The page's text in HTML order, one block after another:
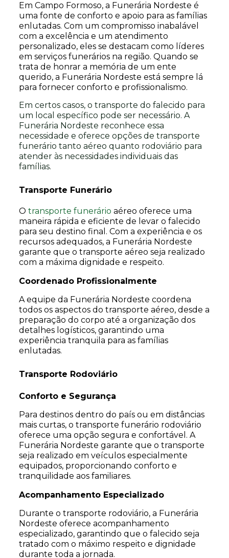
Em Campo Formoso, a Funerária Nordeste é
uma fonte de conforto e apoio para as famílias
enlutadas. Com um compromisso inabalável
com a excelência e um atendimento
personalizado, eles se destacam como líderes
em serviços funerários na região. Quando se
trata de honrar a memória de um ente
querido, a Funerária Nordeste está sempre lá
para fornecer conforto e profissionalismo.
Em certos casos, o transporte do falecido para
um local específico pode ser necessário. A
Funerária Nordeste reconhece essa
necessidade e oferece opções de transporte
funerário tanto aéreo quanto rodoviário para
atender às necessidades individuais das
famílias.
Transporte Funerário
O transporte funerário aéreo oferece uma
maneira rápida e eficiente de levar o falecido
para seu destino final. Com a experiência e os
recursos adequados, a Funerária Nordeste
garante que o transporte aéreo seja realizado
com a máxima dignidade e respeito.
Coordenado Profissionalmente
A equipe da Funerária Nordeste coordena
todos os aspectos do transporte aéreo, desde a
preparação do corpo até a organização dos
detalhes logísticos, garantindo uma
experiência tranquila para as famílias
enlutadas.
Transporte Rodoviário
Conforto e Segurança
Para destinos dentro do país ou em distâncias
mais curtas, o transporte funerário rodoviário
oferece uma opção segura e confortável. A
Funerária Nordeste garante que o transporte
seja realizado em veículos especialmente
equipados, proporcionando conforto e
tranquilidade aos familiares.
Acompanhamento Especializado
Durante o transporte rodoviário, a Funerária
Nordeste oferece acompanhamento
especializado, garantindo que o falecido seja
tratado com o máximo respeito e dignidade
durante toda a jornada.